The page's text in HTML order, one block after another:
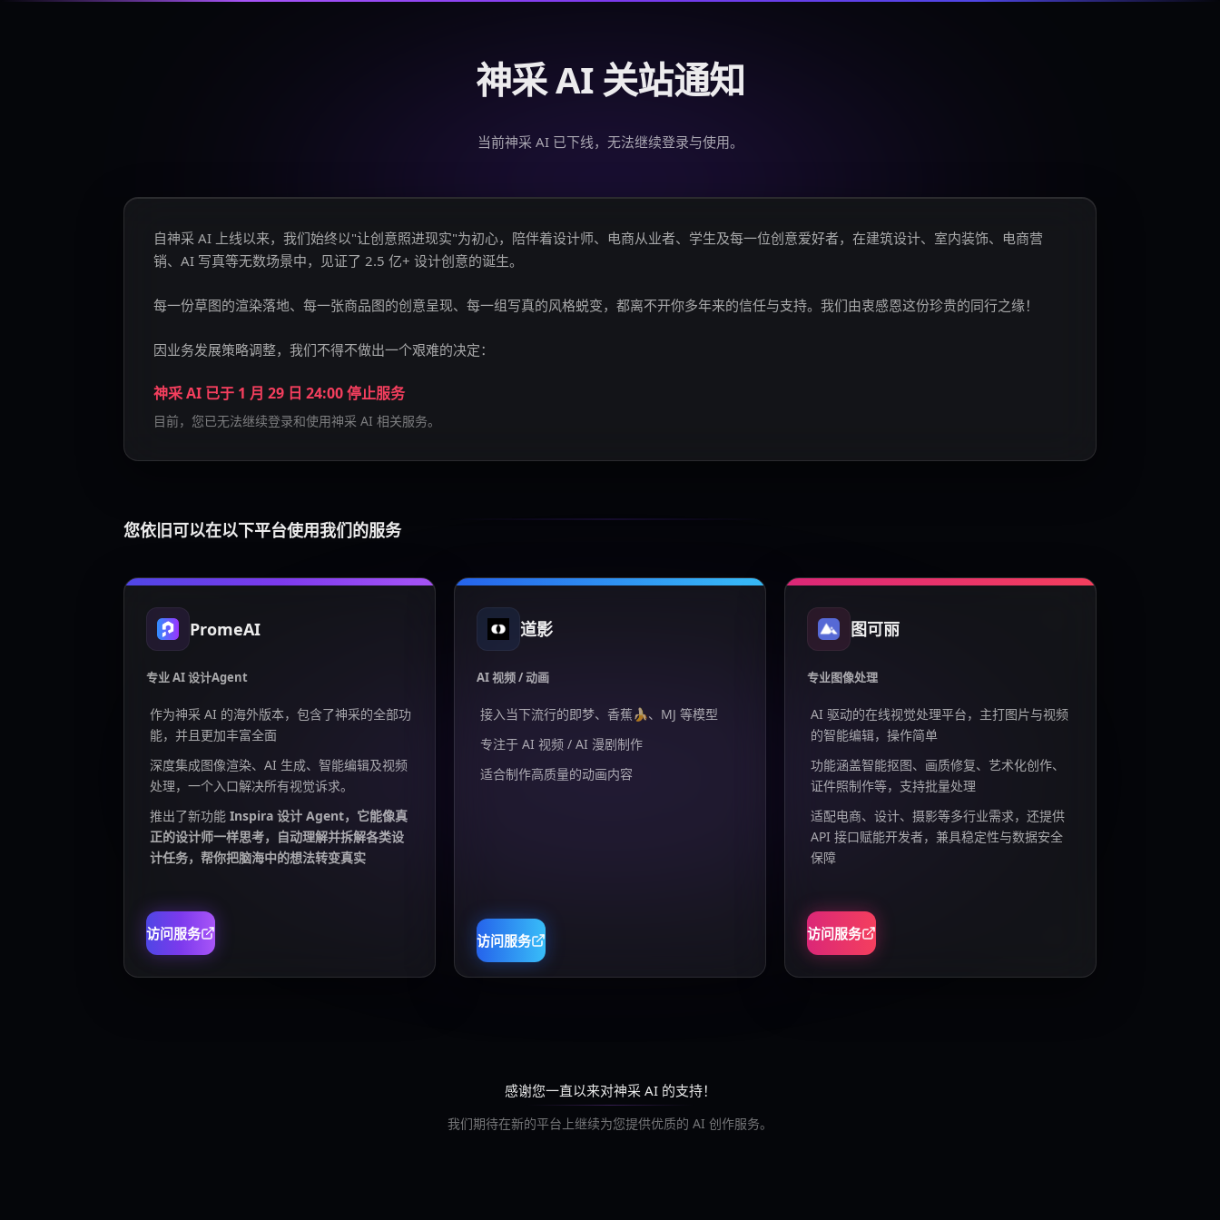
神采 AI 关站通知
当前神采 AI 已下线，无法继续登录与使用。
自神采 AI 上线以来，我们始终以"让创意照进现实"为初心，陪伴着设计师、电商从业者、学生及每一位创意爱好者，在建筑设计、室内装饰、电商营
销、AI 写真等无数场景中，见证了 2.5 亿+ 设计创意的诞生。
每一份草图的渲染落地、每一张商品图的创意呈现、每一组写真的风格蜕变，都离不开你多年来的信任与支持。我们由衷感恩这份珍贵的同行之缘！
因业务发展策略调整，我们不得不做出一个艰难的决定：
神采 AI 已于 1 月 29 日 24:00 停止服务
目前，您已无法继续登录和使用神采 AI 相关服务。
您依旧可以在以下平台使用我们的服务
PromeAI
专业 AI 设计Agent
作为神采 AI 的海外版本，包含了神采的全部功
能，并且更加丰富全面
深度集成图像渲染、AI 生成、智能编辑及视频
处理，一个入口解决所有视觉诉求。
推出了新功能 Inspira 设计 Agent，它能像真
正的设计师一样思考，自动理解并拆解各类设
计任务，帮你把脑海中的想法转变真实
访问服务
道影
AI 视频 / 动画
接入当下流行的即梦、香蕉🍌、MJ 等模型
专注于 AI 视频 / AI 漫剧制作
适合制作高质量的动画内容
访问服务
图可丽
专业图像处理
AI 驱动的在线视觉处理平台，主打图片与视频
的智能编辑，操作简单
功能涵盖智能抠图、画质修复、艺术化创作、
证件照制作等，支持批量处理
适配电商、设计、摄影等多行业需求，还提供
API 接口赋能开发者，兼具稳定性与数据安全
保障
访问服务
感谢您一直以来对神采 AI 的支持！
我们期待在新的平台上继续为您提供优质的 AI 创作服务。